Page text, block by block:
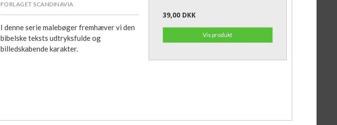
FORLAGET SCANDINAVIA
I denne serie malebøger fremhæver vi den
bibelske teksts udtryksfulde og
billedskabende karakter.
39,00 DKK
Vis produkt